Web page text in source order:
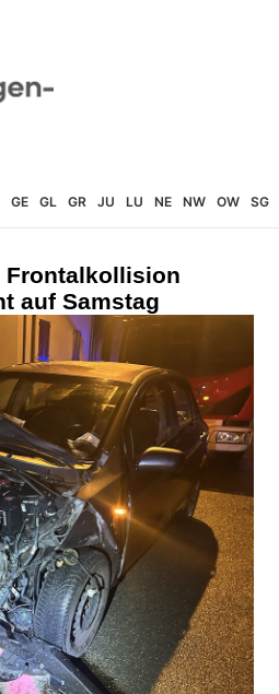
GE GL GR JU LU NE NW OW SG
Frontalkollision
auf Samstag